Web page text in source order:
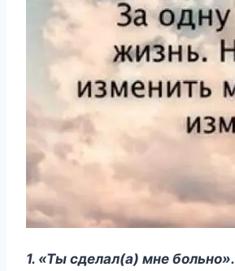
1. «Ты сделал(а) мне больно».